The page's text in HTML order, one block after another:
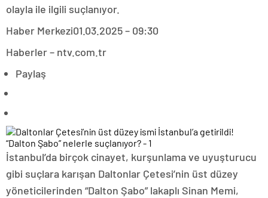
olayla ile ilgili suçlanıyor.
Haber Merkezi01.03.2025 – 09:30
Haberler – ntv.com.tr
Paylaş
İstanbul’da birçok cinayet, kurşunlama ve uyuşturucu
gibi suçlara karışan Daltonlar Çetesi’nin üst düzey
yöneticilerinden “Dalton Şabo” lakaplı Sinan Memi,